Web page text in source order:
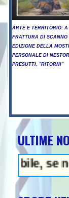
ARTE E TERRITORIO: A
FRATTURA DI SCANNO
EDIZIONE DELLA
PERSONALE DI
PRESUTTI, "RITORNI"
ULTIME
non